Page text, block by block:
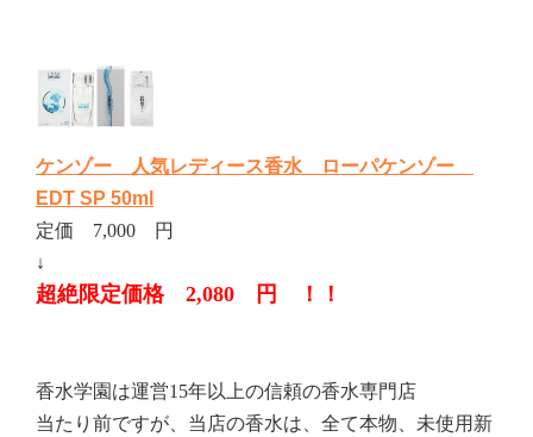
ケンゾー 人気レディース香水 ローパケンゾー
EDT SP 50ml
定価 7,000 円
↓
超絶限定価格 2,080 円 ！！
香水学園は運営15年以上の信頼の香水専門店
当たり前ですが、当店の香水は、全て本物、未使用新